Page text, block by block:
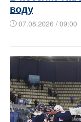
воду
07.08.2026 / 09:00